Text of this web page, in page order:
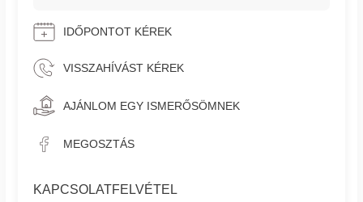
IDŐPONTOT KÉREK
VISSZAHÍVÁST KÉREK
AJÁNLOM EGY ISMERŐSÖMNEK
MEGOSZTÁS
KAPCSOLATFELVÉTEL